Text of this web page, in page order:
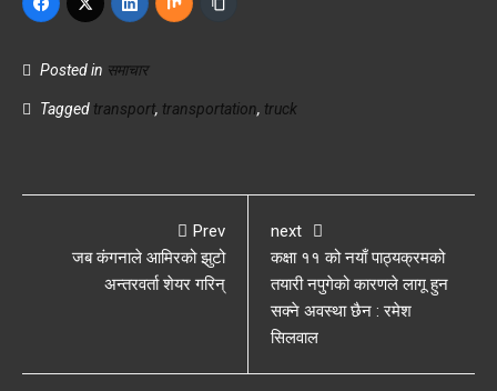
Posted in समाचार
Tagged transport, transportation, truck
Prev
जब कंगनाले आमिरको झुटो
अन्तरवर्ता शेयर गरिन्
next
कक्षा ११ को नयाँ पाठ्यक्रमको
तयारी नपुगेको कारणले लागू हुन
सक्ने अवस्था छैन : रमेश
सिलवाल